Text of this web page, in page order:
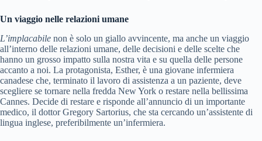
Un viaggio nelle relazioni umane
L’implacabile non è solo un giallo avvincente, ma anche un viaggio
all’interno delle relazioni umane, delle decisioni e delle scelte che
hanno un grosso impatto sulla nostra vita e su quella delle persone
accanto a noi. La protagonista, Esther, è una giovane infermiera
canadese che, terminato il lavoro di assistenza a un paziente, deve
scegliere se tornare nella fredda New York o restare nella bellissima
Cannes. Decide di restare e risponde all’annuncio di un importante
medico, il dottor Gregory Sartorius, che sta cercando un’assistente di
lingua inglese, preferibilmente un’infermiera.